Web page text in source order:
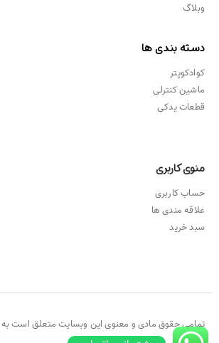
وبلاگ
دسته بندی ها
کوادکوپتر
ماشین کنترلی
قطعات یدکی
منوی کاربری
حساب کاربری
علاقه مندی ها
سبد خرید
تمامی حقوق مادی و معنوی این وبسایت متعلق است به